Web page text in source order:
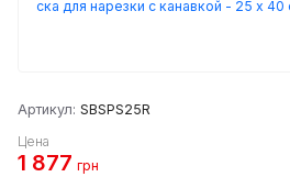
Артикул: SBSPS25R
Цена
1 877 грн